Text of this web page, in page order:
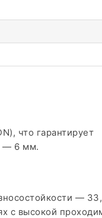
что гарантирует
— 6 мм.
— 33,
с высокой